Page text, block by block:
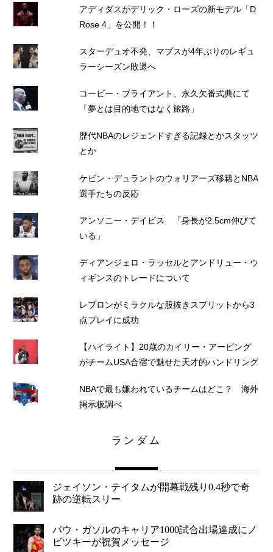
アディダスがデリック・ローズの新モデル「D
Rose 4」を公開！！
スターデュオ不発、マブスが4年ぶりのレギュ
ラーシーズン敗退へ
コービー・ブライアント、永久欠番式典にて
「夢とは目的地ではなく旅路」
歴代NBAのレジェンドすぎる記録とかスタッツ
とか
ケビン・デュラントのウォリアーズ移籍とNBA
選手たちの反応
アンソニー・デイビス 「身長が2.5cm伸びて
いる」
ディアンジェロ・ラッセルとアンドリュー・ウ
ィギンスのトレードについて
レブロンがミラクルな股抜きスプリットから3
点プレイに成功
【ハイライト】20歳のカイリー・アービング
がチームUSA合宿で魅せた天才的ハンドリング
NBAで最も嫌われているチームはどこ？ 海外
掲示板調べ
ランダム
ジェイソン・テイタムが開幕戦残り0.4秒で奇
跡の逆転スリー
パウ・ガソルのキャリア1000試合出場達成にノ
ビツキーが祝賀メッセージ